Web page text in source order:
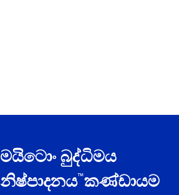
මයිටොං බුද්ධිමය
නිෂ්පාදනය™කණ්ඩායම